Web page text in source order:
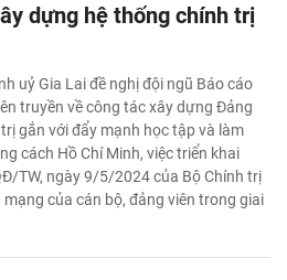
dựng hệ thống chính trị
uỷ Gia Lai đề nghị đội ngũ Báo cáo
truyền về công tác xây dựng Đảng
gắn với đẩy mạnh học tập và làm
cách Hồ Chí Minh, việc triển khai
TW, ngày 9/5/2024 của Bộ Chính trị
của cán bộ, đảng viên trong giai